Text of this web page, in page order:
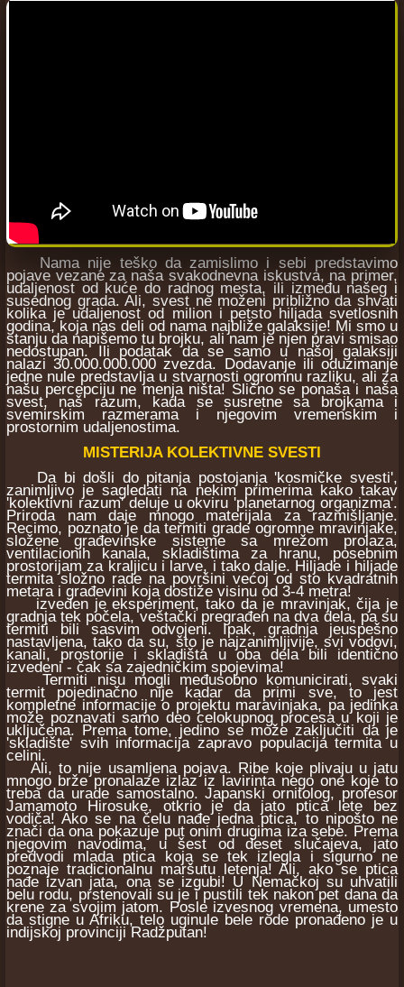
Nama nije teško da zamislimo i sebi predstavimo
pojave vezane za naša svakodnevna iskustva, na primer,
udaljenost od kuće do radnog mesta, ili između našeg i
susednog grada. Ali, svest ne moženi približno da shvati
kolika je udaljenost od milion i petsto hiljada svetlosnih
godina, koja nas deli od nama najbliže galaksije! Mi smo u
stanju da napišemo tu brojku, ali nam je njen pravi smisao
nedostupan. Ili podatak da se samo u našoj galaksiji
nalazi 30.000.000.000 zvezda. Dodavanje ili oduzimanje
jedne nule predstavlja u stvarnosti ogromnu razliku, ali za
našu percepciju ne menja ništa! Slično se ponaša i naša
svest, naš razum, kada se susretne sa brojkama i
svemirskim razmerama i njegovim vremenskim i
prostornim udaljenostima.
MISTERIJA KOLEKTIVNE SVESTI
Da bi došli do pitanja postojanja 'kosmičke svesti',
zanimljivo je sagledati na nekim primerima kako takav
'kolektivni razum' deluje u okviru 'planetarnog organizma'.
Priroda nam daje mnogo materijala za razmišljanje.
Recimo, poznato je da termiti grade ogromne mravinjake,
složene građevinske sisteme sa mrežom prolaza,
ventilacionih kanala, skladištima za hranu, posebnim
prostorijam za kraljicu i larve, i tako dalje. Hiljade i hiljade
termita složno rade na površini većoj od sto kvadratnih
metara i građevini koja dostiže visinu od 3-4 metra!
izveden je eksperiment, tako da je mravinjak, čija je
gradnja tek počela, veštački pregrađen na dva dela, pa su
termiti bili sasvim odvojeni. Ipak, gradnja jeuspešno
nastavljena, tako da su, što je najzanimljivije, svi vodovi,
kanali, prostorije i skladišta u oba dela bili identično
izvedeni - čak sa zajedničkim spojevima!
Termiti nisu mogli međusobno komunicirati, svaki
termit pojedinačno nije kadar da primi sve, to jest
kompletne informacije o projektu maravinjaka, pa jedinka
može poznavati samo deo celokupnog procesa u koji je
uključena. Prema tome, jedino se može zaključiti da je
'skladište' svih informacija zapravo populacija termita u
celini.
Ali, to nije usamljena pojava. Ribe koje plivaju u jatu
mnogo brže pronalaze izlaz iz lavirinta nego one koje to
treba da urade samostalno. Japanski ornitolog, profesor
Jamamoto Hirosuke, otkrio je da jato ptica lete bez
vodiča! Ako se na čelu nađe jedna ptica, to nipošto ne
znači da ona pokazuje put onim drugima iza sebe. Prema
njegovim navodima, u šest od deset slučajeva, jato
predvodi mlada ptica koja se tek izlegla i sigurno ne
poznaje tradicionalnu maršutu letenja! Ali, ako se ptica
nađe izvan jata, ona se izgubi! U Nemačkoj su uhvatili
belu rodu, prstenovali su je i pustili tek nakon pet dana da
krene za svojim jatom. Posle izvesnog vremena, umesto
da stigne u Afriku, telo uginule bele rode pronađeno je u
indijskoj provinciji Radžputan!